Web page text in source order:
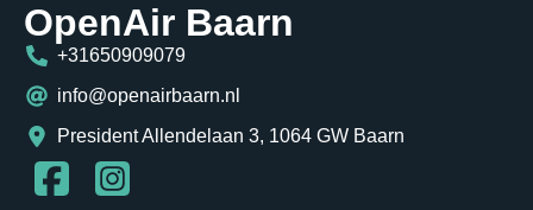
OpenAir Baarn
+31650909079
info@openairbaarn.nl
President Allendelaan 3, 1064 GW Baarn